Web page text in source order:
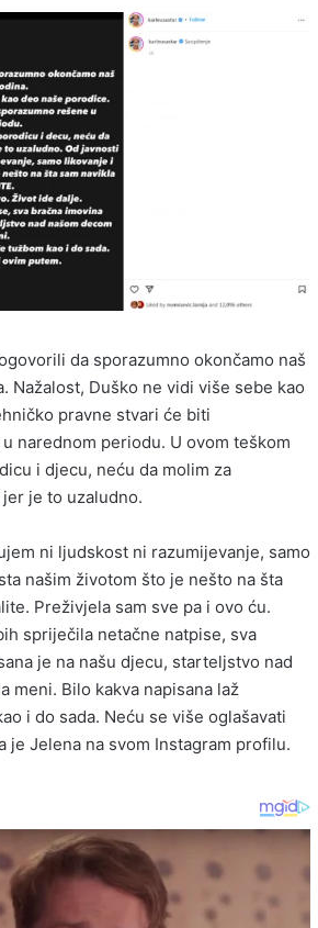
da sporazumno okončamo naš
Nažalost, Duško ne vidi više sebe kao
pravne stvari će biti
narednom periodu. U ovom teškom
i djecu, neću da molim za
je to uzaludno.
ni ljudskost ni razumijevanje, samo
našim životom što je nešto na šta
Preživjela sam sve pa i ovo ću.
spriječila netačne natpise, sva
je na našu djecu, starteljstvo nad
meni. Bilo kakva napisana laž
i do sada. Neću se više oglašavati
je Jelena na svom Instagram profilu.